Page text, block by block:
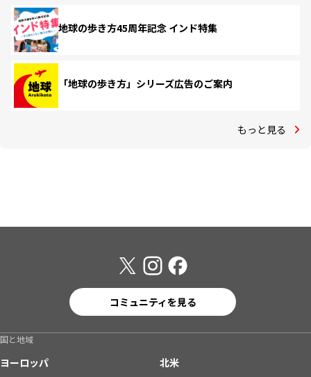
地球の歩き方45周年記念 インド特集
「地球の歩き方」シリーズ広告のご案内
もっと見る
コミュニティを見る
国と地域
ヨーロッパ
北米